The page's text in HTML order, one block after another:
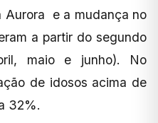
Aurora e a mudança no
a partir do segundo
maio e junho). No
de idosos acima de
32%.